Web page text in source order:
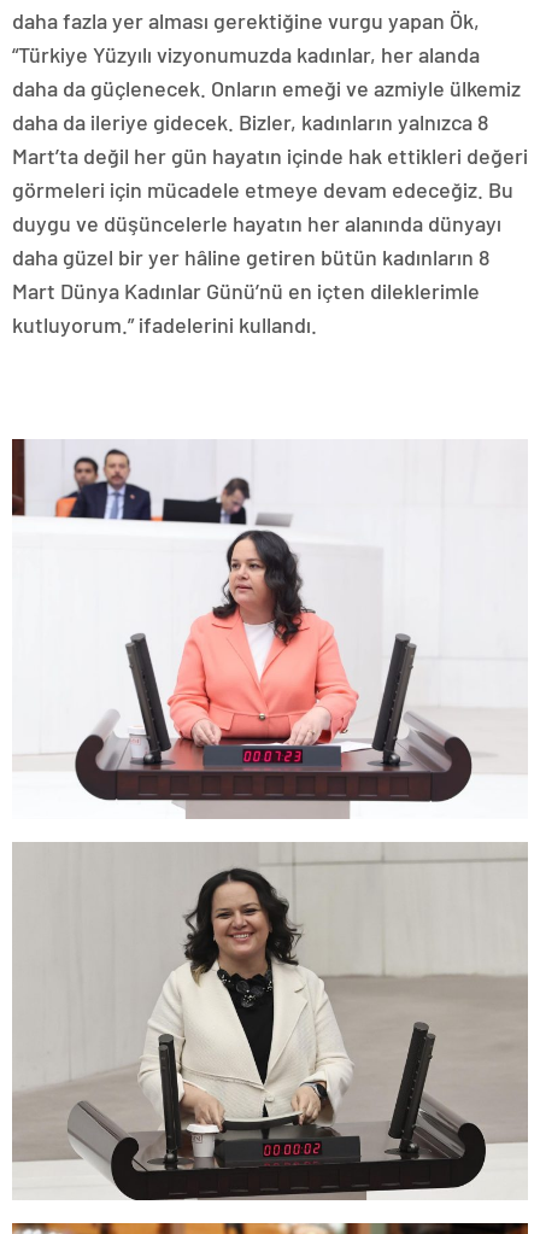
daha fazla yer alması gerektiğine vurgu yapan Ök,
“Türkiye Yüzyılı vizyonumuzda kadınlar, her alanda
daha da güçlenecek. Onların emeği ve azmiyle ülkemiz
daha da ileriye gidecek. Bizler, kadınların yalnızca 8
Mart’ta değil her gün hayatın içinde hak ettikleri değeri
görmeleri için mücadele etmeye devam edeceğiz. Bu
duygu ve düşüncelerle hayatın her alanında dünyayı
daha güzel bir yer hâline getiren bütün kadınların 8
Mart Dünya Kadınlar Günü’nü en içten dileklerimle
kutluyorum.” ifadelerini kullandı.